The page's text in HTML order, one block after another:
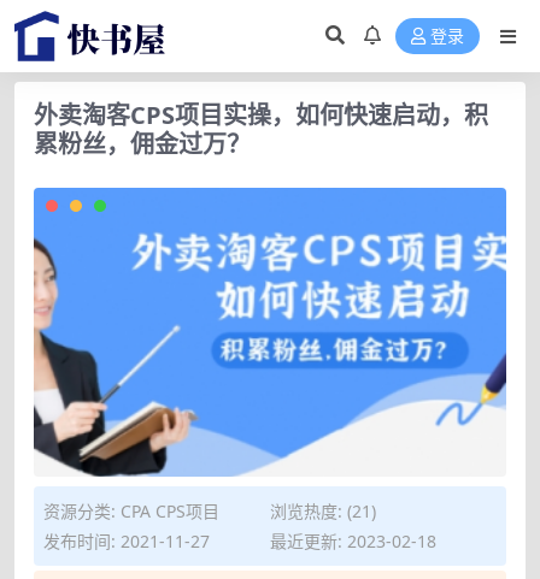
登录
外卖淘客CPS项目实操，如何快速启动，积
累粉丝，佣金过万？
资源分类: CPA CPS项目
浏览热度: (21)
发布时间: 2021-11-27
最近更新: 2023-02-18